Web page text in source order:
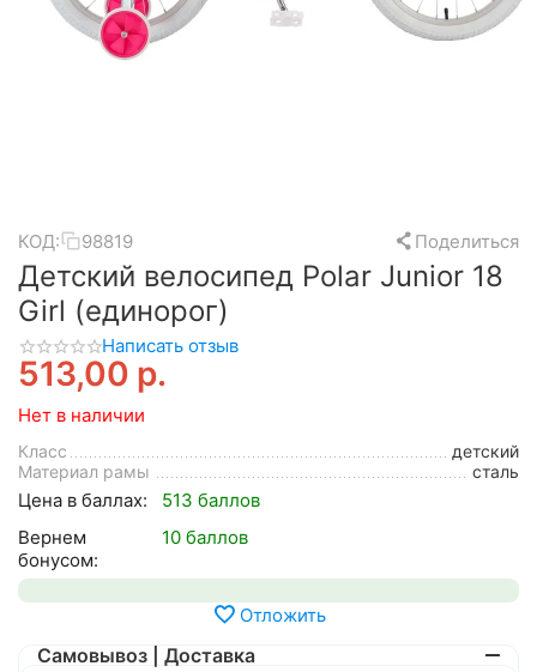
КОД: 98819 Поделиться
Детский велосипед Polar Junior 18
Girl (единорог)
Написать отзыв
513,00 р.
Нет в наличии
Класс
детский
Материал рамы
сталь
Цена в баллах:
513 баллов
Вернем
бонусом:
10 баллов
Отложить
Самовывоз | Доставка